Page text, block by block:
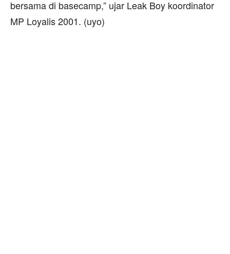
bersama di basecamp,” ujar Leak Boy koordinator
MP Loyalis 2001. (uyo)